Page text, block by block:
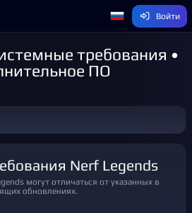
Войти
требования •
ПО
Nerf Legends
обновлениях.